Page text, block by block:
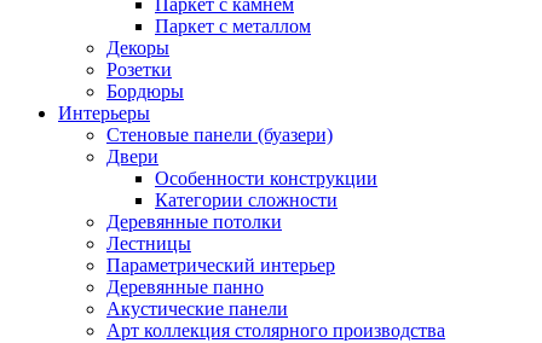
Паркет с камнем
Паркет с металлом
Декоры
Розетки
Бордюры
Интерьеры
Стеновые панели (буазери)
Двери
Особенности конструкции
Категории сложности
Деревянные потолки
Лестницы
Параметрический интерьер
Деревянные панно
Акустические панели
Арт коллекция столярного производства